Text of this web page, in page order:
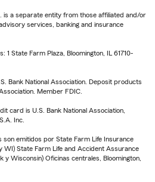
is a separate entity from those affiliated and/or
services, banking and insurance
1 State Farm Plaza, Bloomington, IL 61710-
Bank National Association. Deposit products
Member FDIC.
card is U.S. Bank National Association,
Inc.
son emitidos por State Farm Life Insurance
WI) State Farm Life and Accident Assurance
y Wisconsin) Oficinas centrales, Bloomington,